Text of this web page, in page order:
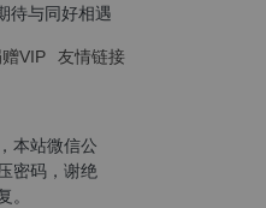
待与同好相遇
VIP 友情链接
本站微信公
密码，谢绝